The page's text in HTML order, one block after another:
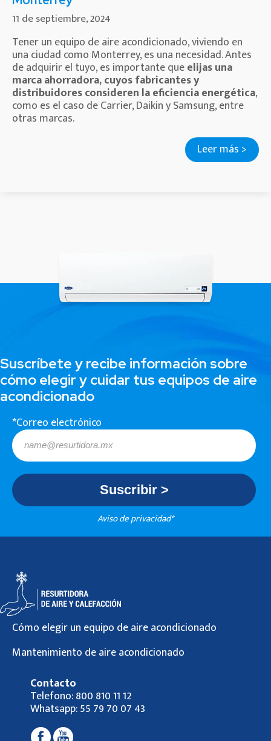
11 de septiembre, 2024
Tener un equipo de aire acondicionado, viviendo en
una ciudad como Monterrey, es una necesidad. Antes
de adquirir el tuyo, es importante queelijas una
marca ahorradora, cuyos fabricantes y
distribuidores consideren la eficiencia energética,
como es el caso de Carrier, Daikin y Samsung, entre
otras marcas.
Leer más >
Suscríbete y recibe información sobre
cómo elegir y cuidar tus equipos de aire
acondicionado
*Correo electrónico
Aviso de privacidad*
Cómo elegir un equipo de aire acondicionado
Mantenimiento de aire acondicionado
Contacto
Telefono:800 810 11 12
Whatsapp:55 79 70 07 43